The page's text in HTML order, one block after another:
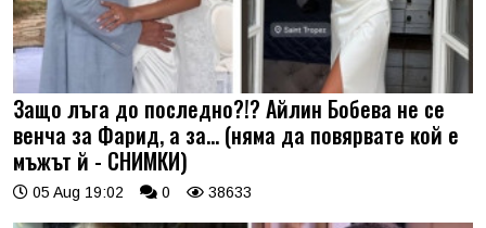
Защо лъга до последно?!? Айлин Бобева не се
венча за Фарид, а за... (няма да повярвате кой е
мъжът й - СНИМКИ)
05 Aug 19:02 0 38633